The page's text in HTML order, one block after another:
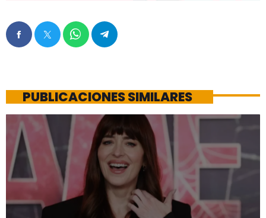
PUBLICACIONES SIMILARES